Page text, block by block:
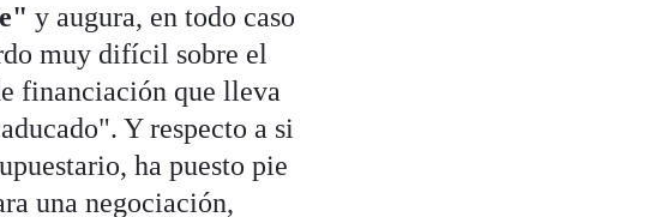
y augura, en todo caso
muy difícil sobre el
financiación que lleva
Y respecto a si
ha puesto pie
una negociación,